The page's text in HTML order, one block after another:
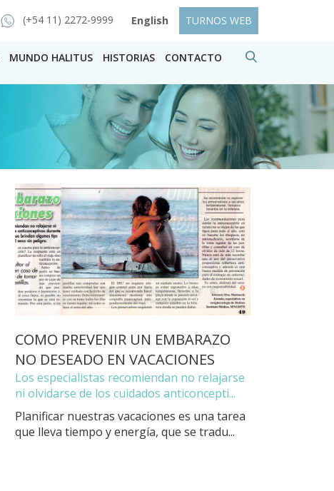
(+54 11) 2272-9999 English TURNOS WEB
MUNDO HALITUS HISTORIAS CONTACTO
COMO PREVENIR UN EMBARAZO
NO DESEADO EN VACACIONES
Los especialistas recomiendan no relajarse
ni olvidarse de los cuidados anticoncepti...
Planificar nuestras vacaciones es una tarea
que lleva tiempo y energía, que se tradu...